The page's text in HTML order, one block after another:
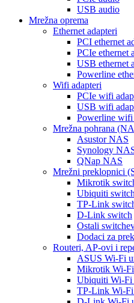
USB audio
Mrežna oprema
Ethernet adapteri
PCI ethernet
PCIe ethernet
USB ethernet
Powerline
Wifi adapteri
PCIe wifi
USB wifi
Powerline wifi
Mrežna pohrana
Asustor NAS
Synology
QNap NAS
Mrežni preklopnici
Mikrotik
Ubiquiti
TP-Link
D-Link switch
Ostali
Dodaci za
Routeri, AP-ovi i
ASUS Wi-Fi
Mikrotik Wi-
Ubiquiti Wi-Fi
TP-Link Wi-Fi